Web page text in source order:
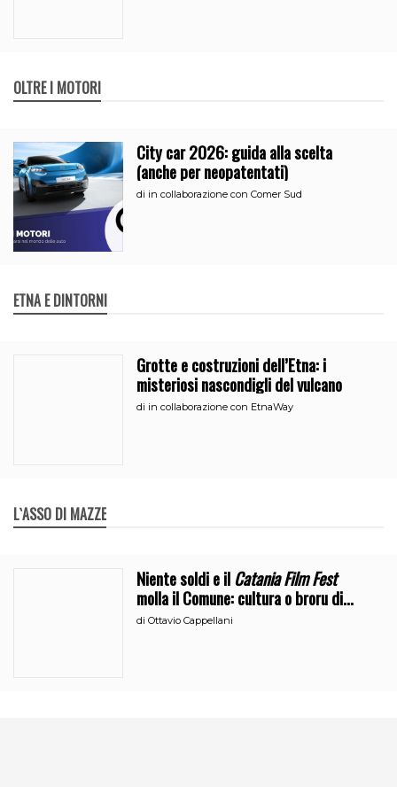
OLTRE I MOTORI
City car 2026: guida alla scelta
(anche per neopatentati)
di in collaborazione con Comer Sud
ETNA E DINTORNI
Grotte e costruzioni dell’Etna: i
misteriosi nascondigli del vulcano
di in collaborazione con EtnaWay
L`ASSO DI MAZZE
Niente soldi e ilCatania Film Fest
molla il Comune: cultura o broru di
ciciri?
diOttavio Cappellani